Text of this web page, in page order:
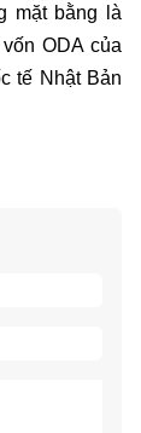
mặt bằng là
ODA của
tế Nhật Bản